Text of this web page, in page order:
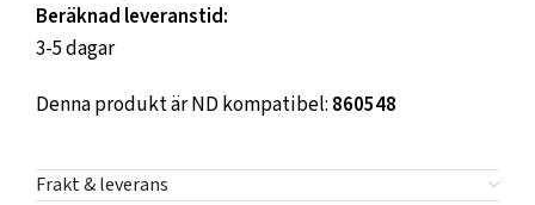
Beräknad leveranstid:
3-5 dagar
Denna produkt är ND kompatibel: 860548
Frakt & leverans